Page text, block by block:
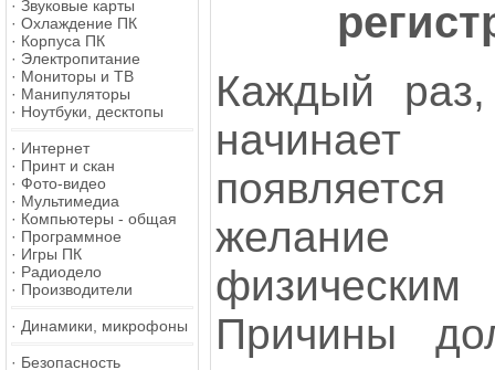
· Звуковые карты
· Охлаждение ПК
· Корпуса ПК
· Электропитание
· Мониторы и ТВ
· Манипуляторы
· Ноутбуки, десктопы
· Интернет
· Принт и скан
· Фото-видео
· Мультимедиа
· Компьютеры - общая
· Программное
· Игры ПК
· Радиодело
· Производители
· Динамики, микрофоны
· Безопасность
Каждый раз,
начинает
желание
Причины